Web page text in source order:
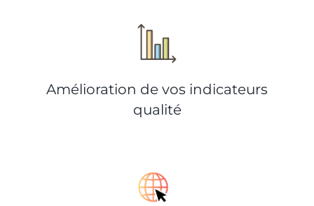
Amélioration de vos indicateurs
qualité